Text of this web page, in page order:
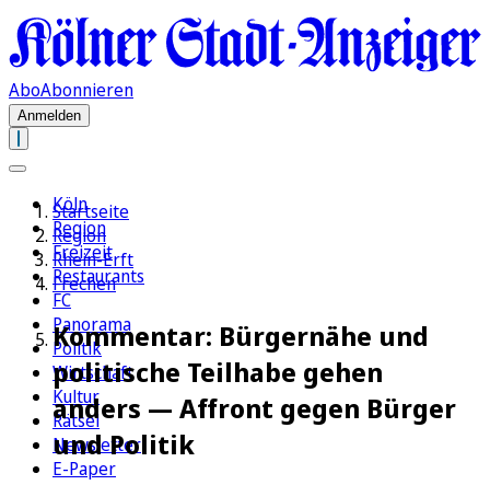
AboAbonnieren
Anmelden
Köln
Region
Freizeit
Restaurants
FC
Panorama
Politik
Wirtschaft
Kultur
Rätsel
Newsletter
E-Paper
Startseite
Region
Rhein-Erft
Frechen
Kommentar: Bürgernähe und
politische Teilhabe gehen
anders — Affront gegen Bürger
und Politik